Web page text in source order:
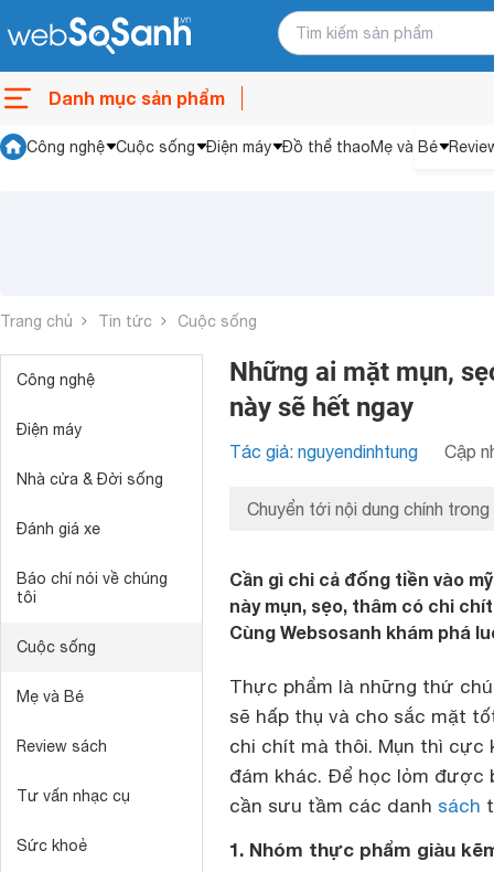
Danh mục sản phẩm
Công nghệ Cuộc sống Điện máy Đồ thể thaoMẹ và Bé
Trang chủ Tin tức Cuộc sống
Công nghệ
Điện máy
Nhà cửa & Đời sống
Đánh giá xe
Báo chí nói về chúng
tôi
Cuộc sống
Mẹ và Bé
Review sách
Tư vấn nhạc cụ
Sức khoẻ
Những ai mặt mụn,
này sẽ hết ngay
Tác giả: nguyendinhtung Cập
Chuyển tới nội dung chính trong
Cần gì chi cả đống tiền vào
này mụn, sẹo, thâm có chi
Cùng Websosanh khám phá
Thực phẩm là những thứ
sẽ hấp thụ và cho sắc mặt
chi chít mà thôi. Mụn thì
đám khác. Để học lỏm được
cần sưu tầm các danh sách
1. Nhóm thực phẩm giàu